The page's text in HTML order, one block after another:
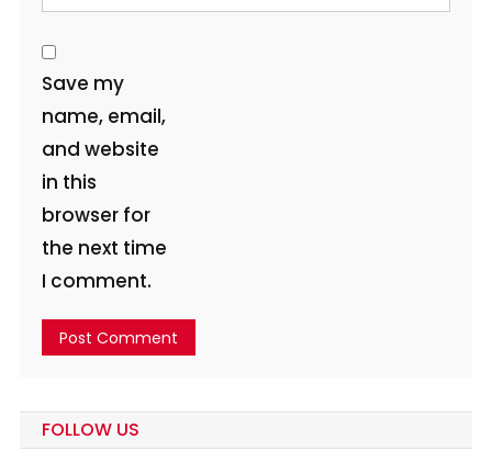
Save my
name, email,
and website
in this
browser for
the next time
I comment.
FOLLOW US